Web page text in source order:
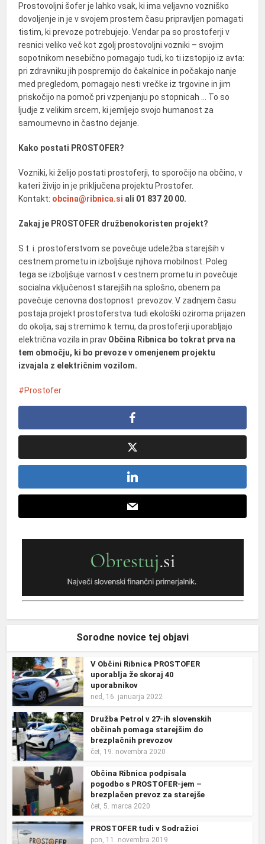
Prostovoljni šofer je lahko vsak, ki ima veljavno vozniško
dovoljenje in je v svojem prostem času pripravljen pomagati
tistim, ki prevoze potrebujejo. Vendar pa so prostoferji v
resnici veliko več kot zgolj prostovoljni vozniki – svojim
sopotnikom nesebično pomagajo tudi, ko ti izstopijo iz avta:
pri zdravniku jih pospremijo do čakalnice in počakajo nanje
med pregledom, pomagajo nesti vrečke iz trgovine in jim
priskočijo na pomoč pri vzpenjanju po stopnicah … To so
ljudje z velikim srcem, ki jemljejo svojo humanost za
samoumevno in častno dejanje.
Kako postati PROSTOFER?
Vozniki, ki želijo postati prostoferji, to sporočijo na občino, v
kateri živijo in je priključena projektu Prostofer.
Kontakt: obcina@ribnica.si ali 01 837 20 00.
Zakaj je PROSTOFER družbenokoristen projekt?
S t. i. prostoferstvom se povečuje udeležba starejših v
cestnem prometu in izboljšuje njihova mobilnost. Poleg
tega se izboljšuje varnost v cestnem prometu in povečuje
socialna vključenost starejših na splošno, obenem pa
povečuje cenovna dostopnost prevozov. V zadnjem času
postaja projekt prostoferstva tudi ekološki oziroma prijazen
do okolja, saj stremimo k temu, da prostoferji uporabljajo
električna vozila in prav Občina Ribnica bo tokrat prva na
tem območju, ki bo prevoze v omenjenem projektu
izvajala z električnim vozilom.
Prostofer
Sorodne novice tej objavi
V Občini Ribnica PROSTOFER
uporablja že skoraj 40
uporabnikov
ned, 16. januarja 2022
Družba Petrol v 27-ih slovenskih
občinah pomaga starejšim do
brezplačnih prevozov
čet, 19. novembra 2020
Občina Ribnica podpisala
pogodbo s PROSTOFER-jem –
brezplačen prevoz za starejše
čet, 5. marca 2020
PROSTOFER tudi v Sodražici
pon, 11. novembra 2019